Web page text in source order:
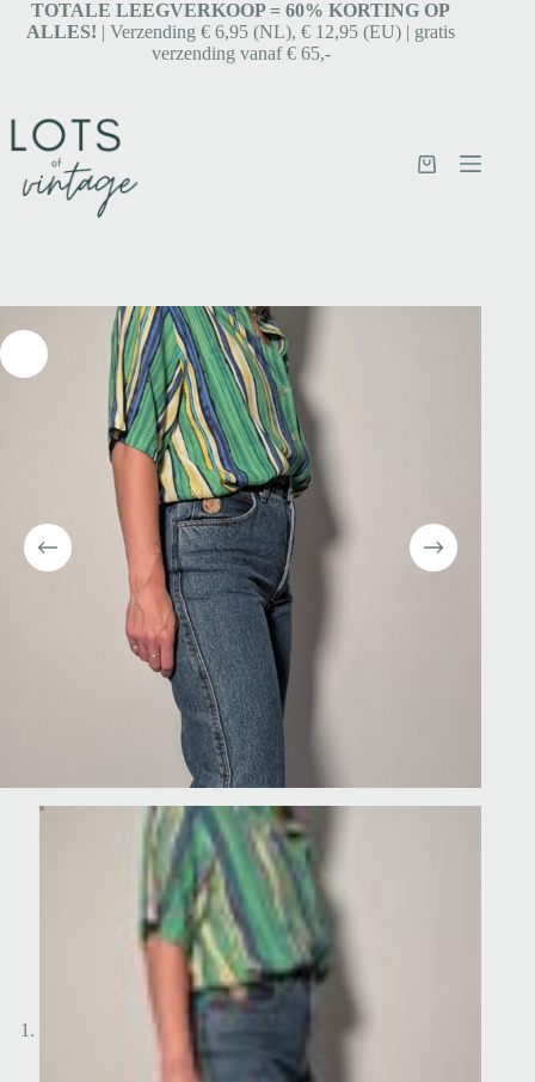
TOTALE LEEGVERKOOP = 60% KORTING OP
ALLES! | Verzending € 6,95 (NL), € 12,95 (EU) | gratis
verzending vanaf € 65,-